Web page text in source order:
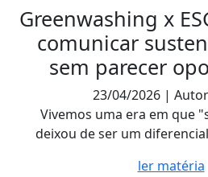
Greenwashing x
comunicar
sem parecer
23/04/2026 |
Vivemos uma era em que
deixou de ser um
ler matéria